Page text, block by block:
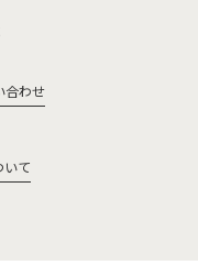
合わせ
いて